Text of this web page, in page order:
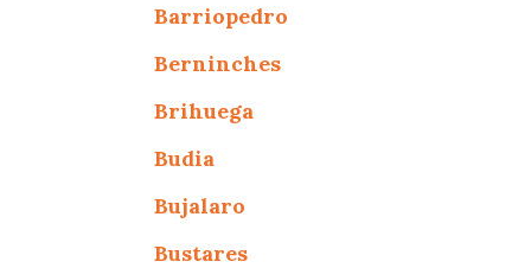
Barriopedro
Berninches
Brihuega
Budia
Bujalaro
Bustares